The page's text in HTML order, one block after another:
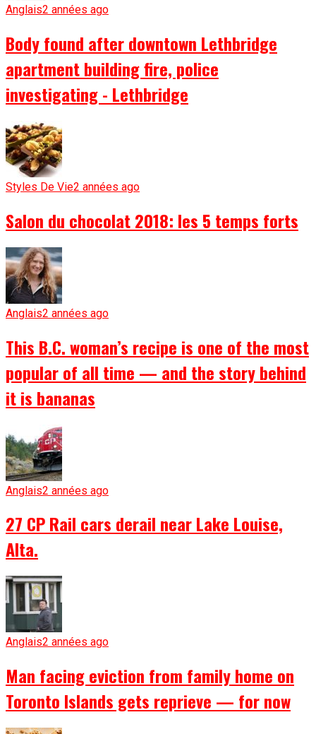
Anglais2 années ago
Body found after downtown Lethbridge
apartment building fire, police
investigating - Lethbridge
Styles De Vie2 années ago
Salon du chocolat 2018: les 5 temps forts
Anglais2 années ago
This B.C. woman’s recipe is one of the most
popular of all time — and the story behind
it is bananas
Anglais2 années ago
27 CP Rail cars derail near Lake Louise,
Alta.
Anglais2 années ago
Man facing eviction from family home on
Toronto Islands gets reprieve — for now